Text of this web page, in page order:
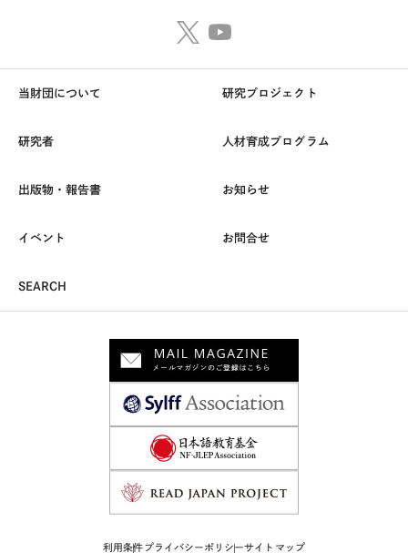
当財団について 研究プロジェクト
研究者 人材育成プログラム
出版物・報告書 お知らせ
イベント お問合せ
SEARCH
利用条件プライバシーポリシーサイトマップ